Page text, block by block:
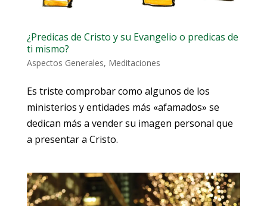
¿Predicas de Cristo y su Evangelio o predicas de
ti mismo?
Aspectos Generales, Meditaciones
Es triste comprobar como algunos de los
ministerios y entidades más «afamados» se
dedican más a vender su imagen personal que
a presentar a Cristo.